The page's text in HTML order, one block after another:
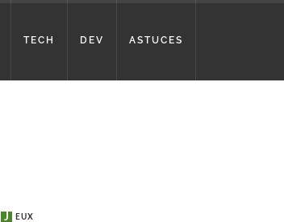
TECH DEV ASTUCES
JEUX